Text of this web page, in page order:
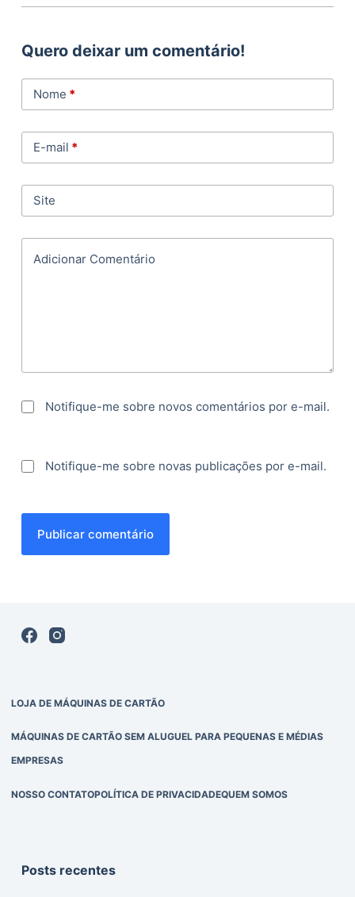
Quero deixar um comentário!
Nome *
E-mail *
Site
Adicionar Comentário
Notifique-me sobre novos comentários por e-mail.
Notifique-me sobre novas publicações por e-mail.
Publicar comentário
LOJA DE MÁQUINAS DE CARTÃO
MÁQUINAS DE CARTÃO SEM ALUGUEL PARA PEQUENAS E MÉDIAS
EMPRESAS
NOSSO CONTATOPOLÍTICA DE PRIVACIDADEQUEM SOMOS
Posts recentes